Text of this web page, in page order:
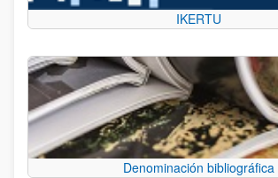
IKERTU
Denominación bibliográfica